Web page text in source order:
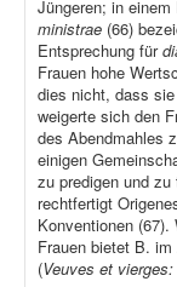
Jüngeren; in einem
ministrae (66)
Entsprechung für
Frauen hohe
dies nicht, dass
weigerte sich den
des Abendmahles
einigen
zu predigen und
rechtfertigt
Konventionen
Frauen bietet B.
(Veuves et